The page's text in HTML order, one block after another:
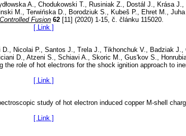
A., Chodukowski T., Rusiniak Z., Dostál J., Krása
M., Terwińska D., Borodziuk S., Kubeš P., Ehret M.,
Fusion 62 [11] (2020) 1-15, č. článku 115020.
[ Link ]
Nicolai P., Santos J., Trela J., Tikhonchuk V., Badziak
D., Atzeni S., Schiavi A., Skoric M., Gus'kov S.,
role of hot electrons for the shock ignition approach to
[ Link ]
study of hot electron induced copper M-shell
[ Link ]